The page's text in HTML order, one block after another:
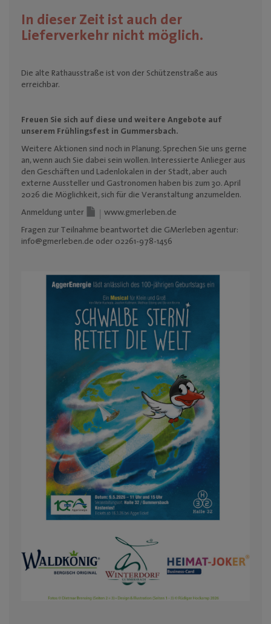
In dieser Zeit ist auch der
Lieferverkehr nicht möglich.
Die alte Rathausstraße ist von der Schützenstraße aus
erreichbar.
Freuen Sie sich auf diese und weitere Angebote auf
unserem Frühlingsfest in Gummersbach.
Weitere Aktionen sind noch in Planung. Sprechen Sie uns gerne
an, wenn auch Sie dabei sein wollen. Interessierte Anlieger aus
den Geschäften und Ladenlokalen in der Stadt, aber auch
externe Aussteller und Gastronomen haben bis zum 30. April
2026 die Möglichkeit, sich für die Veranstaltung anzumelden.
Anmeldung unter
www.gmerleben.de
Fragen zur Teilnahme beantwortet die GMerleben agentur:
info@gmerleben.de oder 02261-978-1456